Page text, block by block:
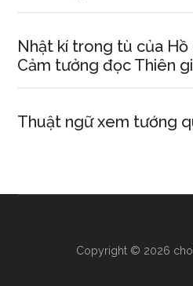
Nhật kí trong tù của Hồ
Cảm tưởng đọc Thiên
Thuật ngữ xem tướng
Copyright © 2026